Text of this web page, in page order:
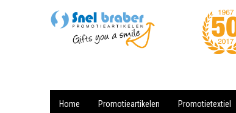
Home Promotieartikelen Promotietextiel